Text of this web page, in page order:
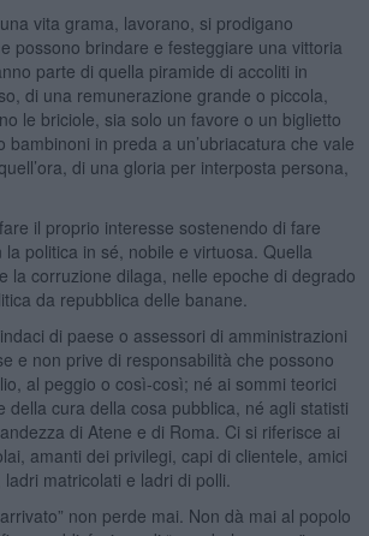
vita grama, lavorano, si prodigano
possono brindare e festeggiare una vittoria
parte di quella piramide di accoliti in
di una remunerazione grande o piccola,
le briciole, sia solo un favore o un biglietto
bambinoni in preda a un’ubriacatura che vale
di una gloria per interposta persona,
il proprio interesse sostenendo di fare
politica in sé, nobile e virtuosa. Quella
la corruzione dilaga, nelle epoche di degrado
da repubblica delle banane.
di paese o assessori di amministrazioni
e non prive di responsabilità che possono
al peggio o così-così; né ai sommi teorici
della cura della cosa pubblica, né agli statisti
di Atene e di Roma. Ci si riferisce ai
amanti dei privilegi, capi di clientele, amici
matricolati e ladri di polli.
non perde mai. Non dà mai al popolo